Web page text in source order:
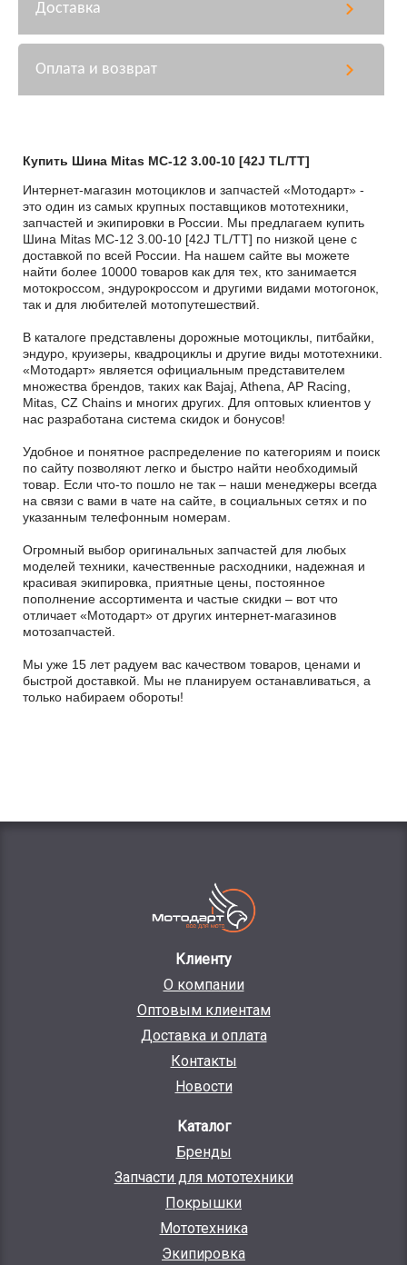
Доставка
Оплата и возврат
Купить Шина Mitas MC-12 3.00-10 [42J TL/TT]
Интернет-магазин мотоциклов и запчастей «Мотодарт» -
это один из самых крупных поставщиков мототехники,
запчастей и экипировки в России. Мы предлагаем купить
Шина Mitas MC-12 3.00-10 [42J TL/TT] по низкой цене с
доставкой по всей России. На нашем сайте вы можете
найти более 10000 товаров как для тех, кто занимается
мотокроссом, эндурокроссом и другими видами мотогонок,
так и для любителей мотопутешествий.
В каталоге представлены дорожные мотоциклы, питбайки,
эндуро, круизеры, квадроциклы и другие виды мототехники.
«Мотодарт» является официальным представителем
множества брендов, таких как Bajaj, Athena, AP Racing,
Mitas, CZ Chains и многих других. Для оптовых клиентов у
нас разработана система скидок и бонусов!
Удобное и понятное распределение по категориям и поиск
по сайту позволяют легко и быстро найти необходимый
товар. Если что-то пошло не так – наши менеджеры всегда
на связи с вами в чате на сайте, в социальных сетях и по
указанным телефонным номерам.
Огромный выбор оригинальных запчастей для любых
моделей техники, качественные расходники, надежная и
красивая экипировка, приятные цены, постоянное
пополнение ассортимента и частые скидки – вот что
отличает «Мотодарт» от других интернет-магазинов
мотозапчастей.
Мы уже 15 лет радуем вас качеством товаров, ценами и
быстрой доставкой. Мы не планируем останавливаться, а
только набираем обороты!
Клиенту
О компании
Оптовым клиентам
Доставка и оплата
Контакты
Новости
Каталог
Бренды
Запчасти для мототехники
Покрышки
Мототехника
Экипировка